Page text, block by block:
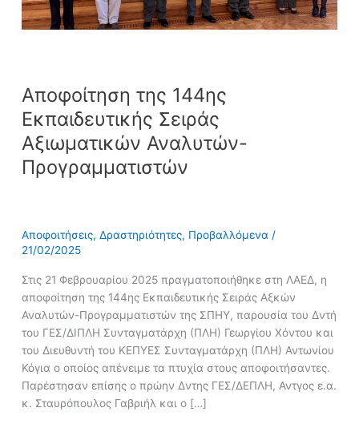
Αποφοίτηση της 144ης
Εκπαιδευτικής Σειράς
Αξιωματικών Αναλυτών-
Προγραμματιστών
Αποφοιτήσεις,Δραστηριότητες, Προβαλλόμενα /
21/02/2025
Στις 21 Φεβρουαρίου 2025 πραγματοποιήθηκε στη ΛΑΕΔ, η
αποφοίτηση της 144ης Εκπαιδευτικής Σειράς Αξκών
Αναλυτών-Προγραμματιστών της ΣΠΗΥ, παρουσία του Δντή
του ΓΕΣ/ΔΙΠΛΗ Συνταγματάρχη (ΠΛΗ) Γεωργίου Χόντου και
του Διευθυντή του ΚΕΠΥΕΣ Συνταγματάρχη (ΠΛΗ) Αντωνίου
Κόγια ο οποίος απένειμε τα πτυχία στους αποφοιτήσαντες.
Παρέστησαν επίσης ο πρώην Δντης ΓΕΣ/ΔΕΠΛΗ, Αντγος ε.α.
κ. Σταυρόπουλος Γαβριήλ και ο […]